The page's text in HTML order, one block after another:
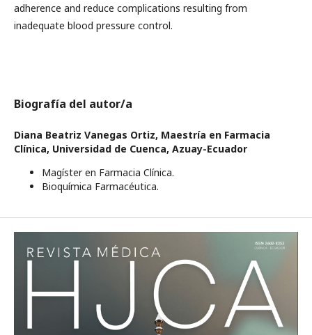
adherence and reduce complications resulting from
inadequate blood pressure control.
Biografía del autor/a
Diana Beatriz Vanegas Ortiz, Maestría en Farmacia
Clínica, Universidad de Cuenca, Azuay-Ecuador
Magíster en Farmacia Clínica.
Bioquímica Farmacéutica.